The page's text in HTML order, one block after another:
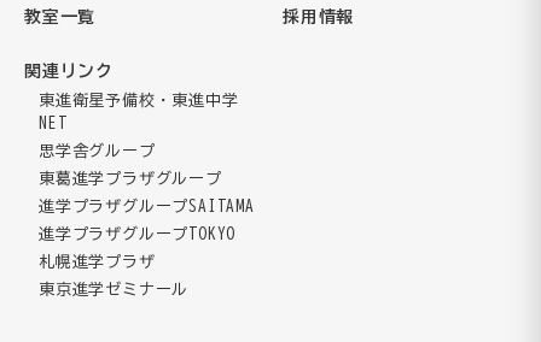
教室一覧 採用情報
関連リンク
東進衛星予備校・東進中学
NET
思学舎グループ
東葛進学プラザグループ
進学プラザグループSAITAMA
進学プラザグループTOKYO
札幌進学プラザ
東京進学ゼミナール